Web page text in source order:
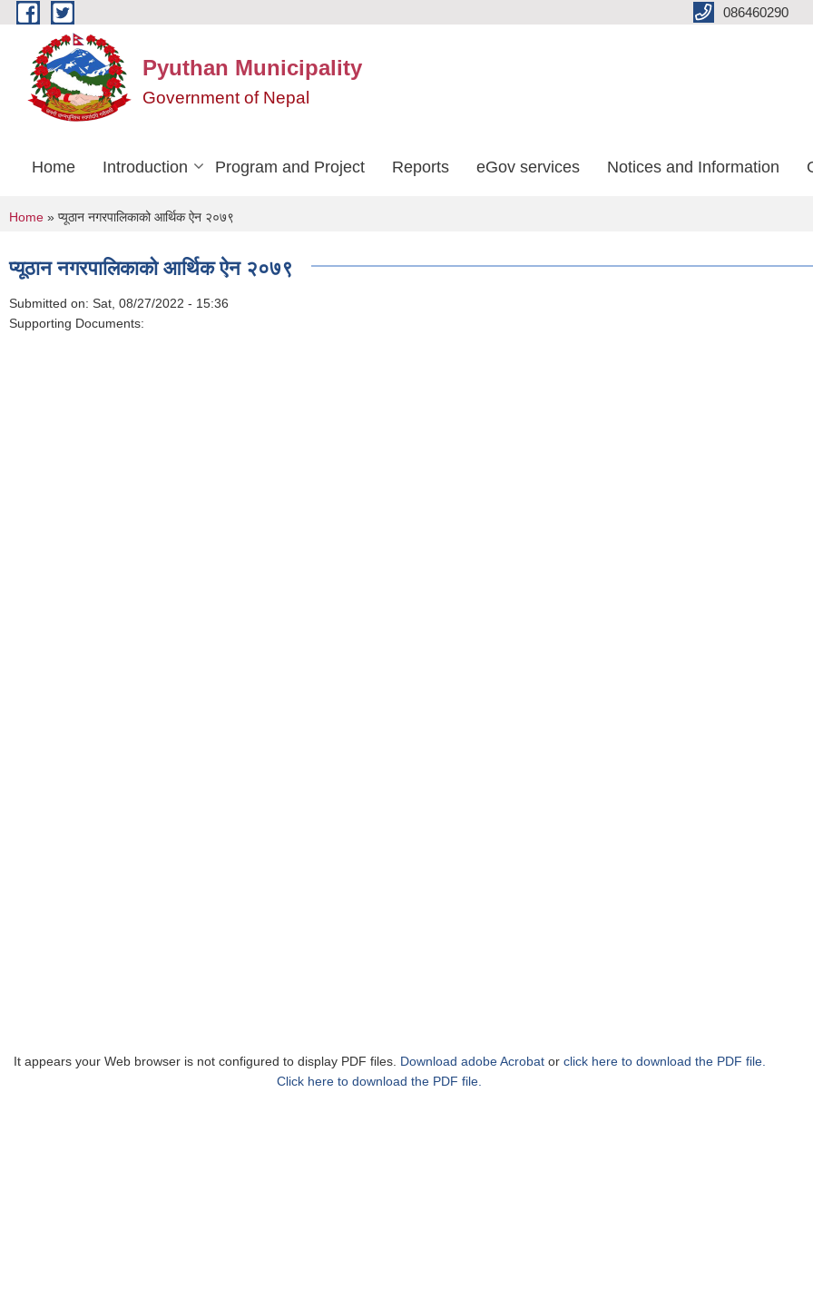
Skip to main content 086460290
Pyuthan Municipality
Government of Nepal
Home Introduction Program and Project Reports eGov services Notices and Information
You are here
Home » प्यूठान नगरपालिकाको आर्थिक ऐन २०७९
प्यूठान नगरपालिकाको आर्थिक ऐन २०७९
Submitted on: Sat, 08/27/2022 - 15:36
Supporting Documents:
It appears your Web browser is not configured to display PDF files. Download adobe Acrobat or click here to download the PDF file.
Click here to download the PDF file.